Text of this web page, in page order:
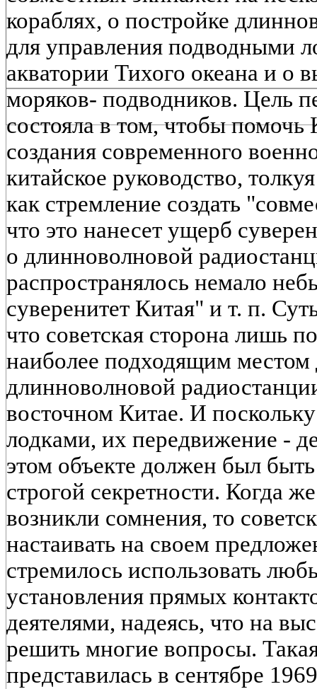
кораблях, о постройке
для управления
акватории Тихого океана и о
моряков- подводников. Цель
состояла в том, чтобы
создания современного
китайское руководство,
как стремление создать
что это нанесет ущерб
о длинноволновой
распространялось немало
суверенитет Китая" и т. п.
что советская сторона лишь
наиболее подходящим местом
длинноволновой
восточном Китае. И
лодками, их передвижение -
этом объекте должен был
строгой секретности. Когда
возникли сомнения, то
настаивать на своем
стремилось использовать
установления прямых
деятелями, надеясь, что на
решить многие вопросы.
представилась в сентябре